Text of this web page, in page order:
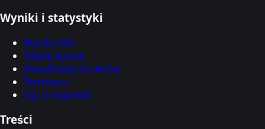
Wyniki i statystyki
Wyniki LIVE
Tabele ligowe
Klasyfikacja strzelców
Terminarz
Ligi i rozgrywki
Treści